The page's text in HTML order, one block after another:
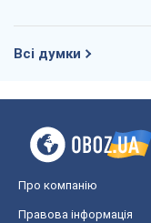
Всі думки
Про компанію
Правова інформація